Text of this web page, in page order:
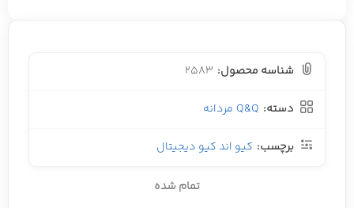
شناسه محصول: 2583
دسته: Q&Q مردانه
برچسب: کیو اند کیو دیجیتال
تمام شده